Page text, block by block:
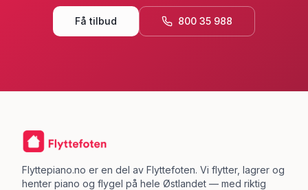
Få tilbud 800 35 988
Flyttepiano.no er en del av Flyttefoten. Vi flytter, lagrer og
henter piano og flygel på hele Østlandet — med riktig